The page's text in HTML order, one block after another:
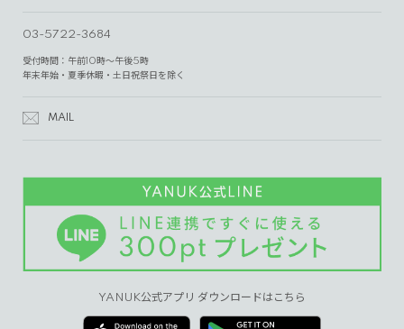
03-5722-3684
受付時間：午前10時～午後5時
年末年始・夏季休暇・土日祝祭日を除く
MAIL
YANUK公式アプリ ダウンロードはこちら